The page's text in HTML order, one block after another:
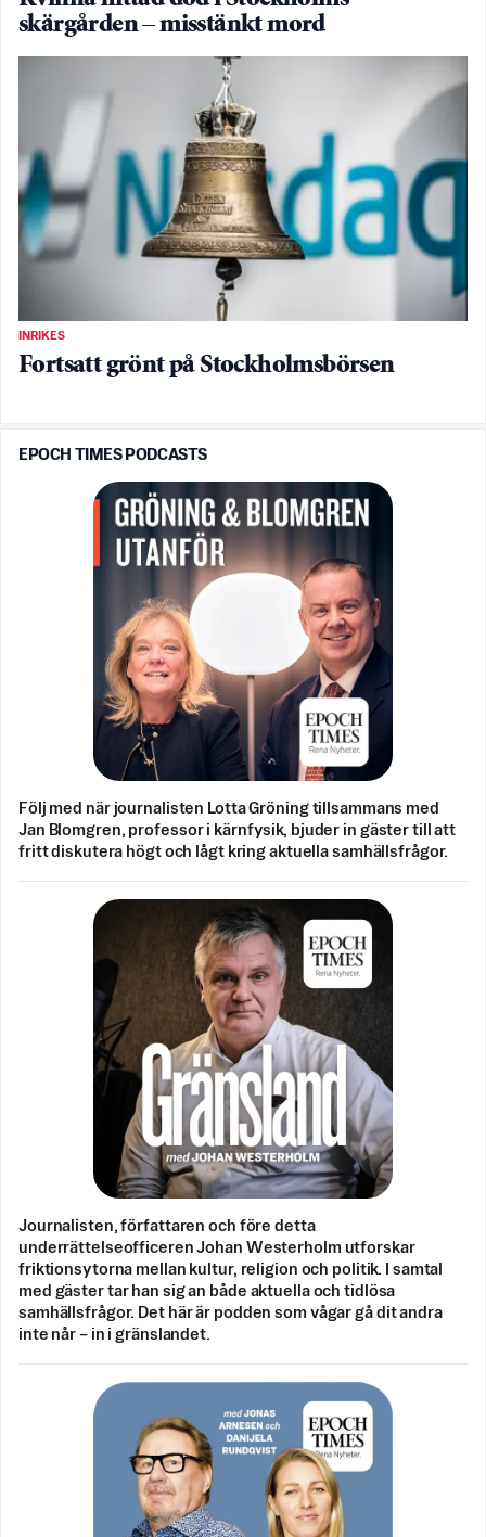
skärgården – misstänkt mord
INRIKES
Fortsatt grönt på Stockholmsbörsen
EPOCH TIMES PODCASTS
Följ med när journalisten Lotta Gröning tillsammans med
Jan Blomgren, professor i kärnfysik, bjuder in gäster till att
fritt diskutera högt och lågt kring aktuella samhällsfrågor.
Journalisten, författaren och före detta
underrättelseofficeren Johan Westerholm utforskar
friktionsytorna mellan kultur, religion och politik. I samtal
med gäster tar han sig an både aktuella och tidlösa
samhällsfrågor. Det här är podden som vågar gå dit andra
inte når – in i gränslandet.